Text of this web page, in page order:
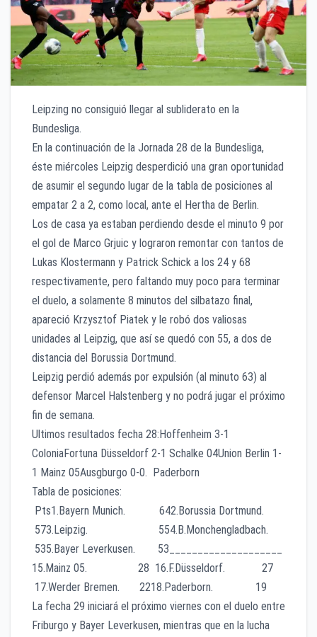
Leipzing no consiguió llegar al subliderato en la
Bundesliga.
En la continuación de la Jornada 28 de la Bundesliga,
éste miércoles Leipzig desperdició una gran oportunidad
de asumir el segundo lugar de la tabla de posiciones al
empatar 2 a 2, como local, ante el Hertha de Berlin.
Los de casa ya estaban perdiendo desde el minuto 9 por
el gol de Marco Grjuic y lograron remontar con tantos de
Lukas Klostermann y Patrick Schick a los 24 y 68
respectivamente, pero faltando muy poco para terminar
el duelo, a solamente 8 minutos del silbatazo final,
apareció Krzysztof Piatek y le robó dos valiosas
unidades al Leipzig, que así se quedó con 55, a dos de
distancia del Borussia Dortmund.
Leipzig perdió además por expulsión (al minuto 63) al
defensor Marcel Halstenberg y no podrá jugar el próximo
fin de semana.
Ultimos resultados fecha 28:Hoffenheim 3-1
ColoniaFortuna Düsseldorf 2-1 Schalke 04Union Berlin 1-
1 Mainz 05Ausgburgo 0-0. Paderborn
Tabla de posiciones:
Pts1.Bayern Munich. 642.Borussia Dortmund.
573.Leipzig. 554.B.Monchengladbach.
535.Bayer Leverkusen. 53____________________
15.Mainz 05. 28 16.F.Düsseldorf. 27
17.Werder Bremen. 2218.Paderborn. 19
La fecha 29 iniciará el próximo viernes con el duelo entre
Friburgo y Bayer Leverkusen, mientras que en la lucha